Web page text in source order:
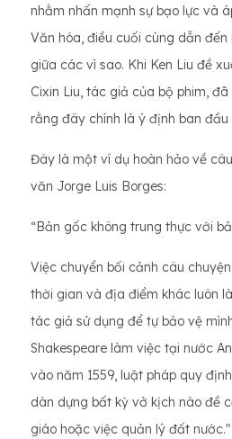
nhằm nhấn mạnh sự bạo lực và
Văn hóa, điều cuối cùng dẫn
giữa các vì sao. Khi Ken Liu đề
Cixin Liu, tác giả của bộ phim,
rằng đây chính là ý định ban đầu
Đây là một ví dụ hoàn hảo về
văn Jorge Luis Borges:
“Bản gốc không trung thực với
Việc chuyển bối cảnh câu
thời gian và địa điểm khác luôn
tác giả sử dụng để tự bảo vệ
Shakespeare làm việc tại nước
vào năm 1559, luật pháp quy
dàn dựng bất kỳ vở kịch nào đề
giáo hoặc việc quản lý đất